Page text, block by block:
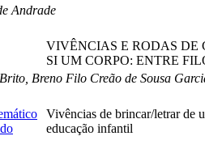
Andrade
VIVÊNCIAS E RODAS DE
SI UM CORPO: ENTRE
Breno Filo Creão de Sousa
Vivências de brincar/letrar de
educação infantil